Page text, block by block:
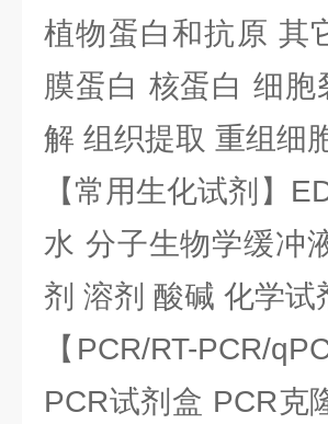
植物蛋白和抗原 其
膜蛋白 核蛋白 细
解 组织提取 重组细
【常用生化试剂】
水 分子生物学缓冲
剂 溶剂 酸碱 化学试
【PCR/RT-PCR/
PCR试剂盒 PCR克